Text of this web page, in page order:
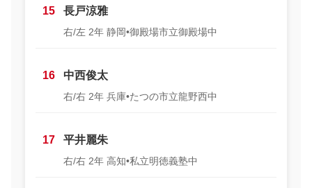
15 長戸涼雅
右/左 2年 静岡•御殿場市立御殿場中
16 中西俊太
右/右 2年 兵庫•たつの市立龍野西中
17 平井麗朱
右/右 2年 高知•私立明徳義塾中